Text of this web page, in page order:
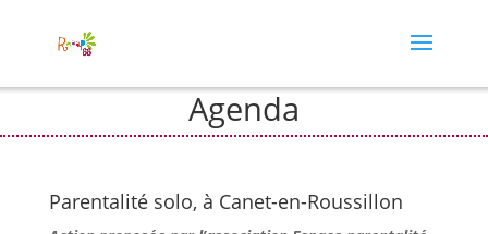
Agenda
Parentalité solo, à Canet-en-Roussillon